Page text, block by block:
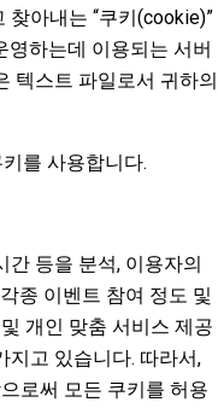
아내는 “쿠키(cookie)”
영하는데 이용되는 서버
텍스트 파일로서 귀하의
를 사용합니다.
등을 분석, 이용자의
종 이벤트 참여 정도 및
개인 맞춤 서비스 제공
지고 있습니다. 따라서,
로써 모든 쿠키를 허용